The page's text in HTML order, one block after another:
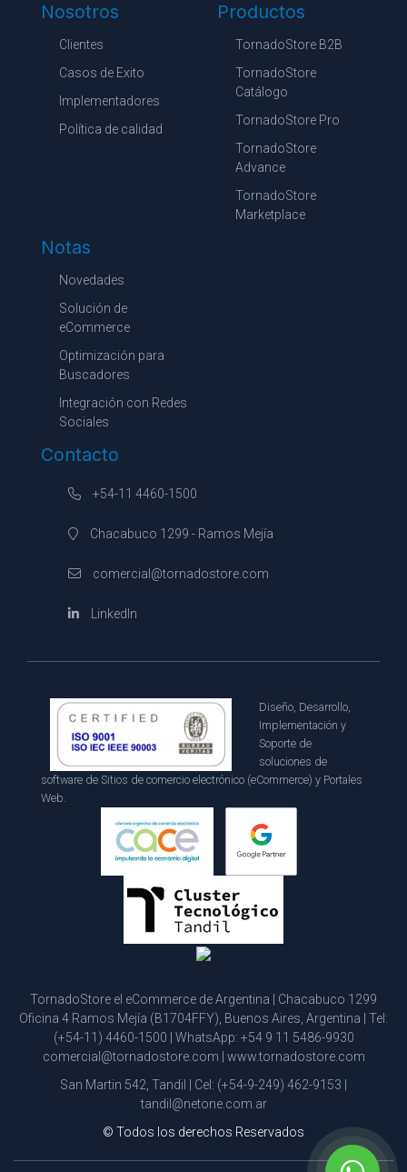
Nosotros
Clientes
Casos de Exito
Implementadores
Política de calidad
Productos
TornadoStore B2B
TornadoStore
Catálogo
TornadoStore Pro
TornadoStore
Advance
TornadoStore
Marketplace
Notas
Novedades
Solución de
eCommerce
Optimización para
Buscadores
Integración con Redes
Sociales
Contacto
+54-11 4460-1500
Chacabuco 1299 - Ramos Mejía
comercial@tornadostore.com
LinkedIn
Diseño, Desarrollo,
Implementación y
Soporte de
soluciones de
software de Sitios de comercio electrónico (eCommerce) y Portales
Web.
TornadoStore el eCommerce de Argentina | Chacabuco 1299
Oficina 4 Ramos Mejía (B1704FFY), Buenos Aires, Argentina | Tel:
(+54-11) 4460-1500 | WhatsApp: +54 9 11 5486-9930
comercial@tornadostore.com
www.tornadostore.com
San Martin 542, Tandil | Cel: (+54-9-249) 462-9153
tandil@netone.com.ar
© Todos los derechos Reservados